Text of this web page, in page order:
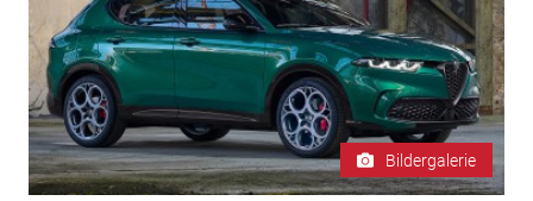
Bildergalerie